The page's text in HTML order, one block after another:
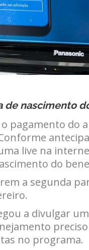
de nascimento
pagamento do
live na
do
a segunda
a divulgar
no programa.